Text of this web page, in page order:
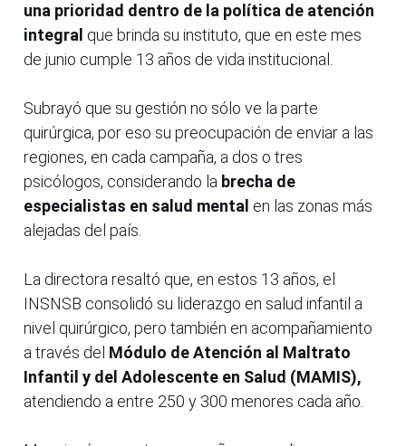
una prioridad dentro de la política de atención
integral que brinda su instituto, que en este mes
de junio cumple 13 años de vida institucional.
Subrayó que su gestión no sólo ve la parte
quirúrgica, por eso su preocupación de enviar a las
regiones, en cada campaña, a dos o tres
psicólogos, considerando la brecha de
especialistas en salud mental en las zonas más
alejadas del país.
La directora resaltó que, en estos 13 años, el
INSNSB consolidó su liderazgo en salud infantil a
nivel quirúrgico, pero también en acompañamiento
a través del Módulo de Atención al Maltrato
Infantil y del Adolescente en Salud (MAMIS),
atendiendo a entre 250 y 300 menores cada año.